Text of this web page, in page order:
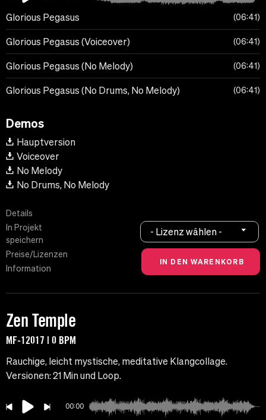
Glorious Pegasus 06:41
Glorious Pegasus (Voiceover) 06:41
Glorious Pegasus (No Melody) 06:41
Glorious Pegasus (No Drums, No Melody) 06:41
Demos
Hauptversion
Voiceover
No Melody
No Drums, No Melody
Details
In Projekt
speichern
Preise/Lizenzen
Information
- Lizenz wählen -
Zen Temple
MF-12017 | 0 BPM
Rauchige, leicht mystische, meditative Klangcollage.
Versionen: 21 Min und Loop.
00:00